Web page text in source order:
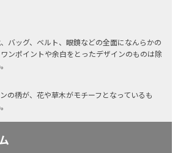
バッグ、ベルト、眼鏡などの全面になんらかの
ンポイントや余白をとったデザインのものは除
の柄が、花や草木がモチーフとなっているも